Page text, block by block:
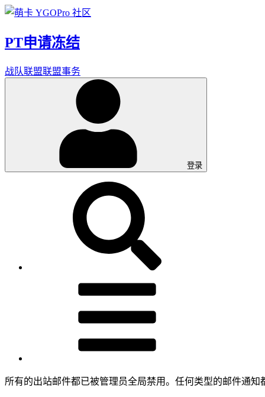
PT申请冻结
战队联盟联盟事务
登录
所有的出站邮件都已被管理员全局禁用。任何类型的邮件通知